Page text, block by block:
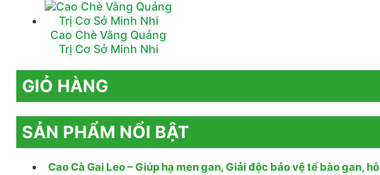
Cao Chè Vằng Quảng
Trị Cơ Sở Minh Nhi
GIỎ HÀNG
SẢN PHẨM NỔI BẬT
Cao Cà Gai Leo – Giúp hạ men gan, Giải độc bảo vệ tế bào gan,